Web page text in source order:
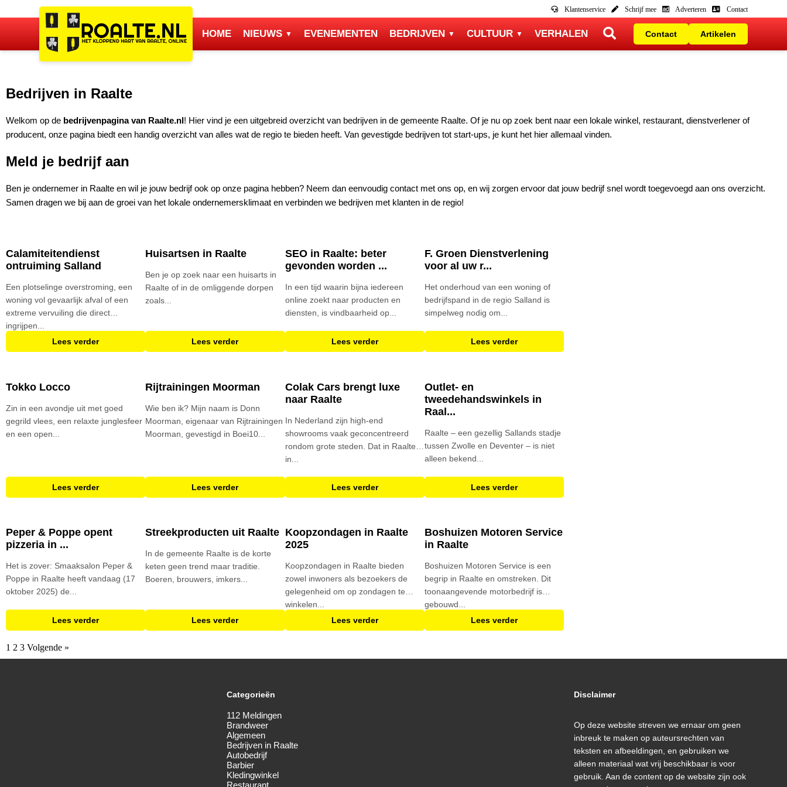
Klantenservice Schrijf mee Adverteren Contact
HOME NIEUWS EVENEMENTEN BEDRIJVEN CULTUUR VERHALEN Contact Artikelen
Bedrijven in Raalte
Welkom op de bedrijvenpagina van Raalte.nl! Hier vind je een uitgebreid overzicht van bedrijven in de gemeente Raalte. Of je nu op zoek bent naar een lokale winkel, restaurant, dienstverlener of
producent, onze pagina biedt een handig overzicht van alles wat de regio te bieden heeft. Van gevestigde bedrijven tot start-ups, je kunt het hier allemaal vinden.
Meld je bedrijf aan
Ben je ondernemer in Raalte en wil je jouw bedrijf ook op onze pagina hebben? Neem dan eenvoudig contact met ons op, en wij zorgen ervoor dat jouw bedrijf snel wordt toegevoegd aan ons overzicht.
Samen dragen we bij aan de groei van het lokale ondernemersklimaat en verbinden we bedrijven met klanten in de regio!
Calamiteitendienst
ontruiming Salland
Een plotselinge overstroming, een
woning vol gevaarlijk afval of een
extreme vervuiling die direct
ingrijpen...
Lees verder
Huisartsen in Raalte
Ben je op zoek naar een huisarts in
Raalte of in de omliggende dorpen
zoals...
Lees verder
SEO in Raalte: beter
gevonden worden ...
In een tijd waarin bijna iedereen
online zoekt naar producten en
diensten, is vindbaarheid op...
Lees verder
F. Groen Dienstverlening
voor al uw r...
Het onderhoud van een woning of
bedrijfspand in de regio Salland is
simpelweg nodig om...
Lees verder
Tokko Locco
Zin in een avondje uit met goed
gegrild vlees, een relaxte junglesfeer
en een open...
Lees verder
Rijtrainingen Moorman
Wie ben ik? Mijn naam is Donn
Moorman, eigenaar van Rijtrainingen
Moorman, gevestigd in Boei10...
Lees verder
Colak Cars brengt luxe
naar Raalte
In Nederland zijn high-end
showrooms vaak geconcentreerd
rondom grote steden. Dat in Raalte –
in...
Lees verder
Outlet- en
tweedehandswinkels in
Raal...
Raalte – een gezellig Sallands stadje
tussen Zwolle en Deventer – is niet
alleen bekend...
Lees verder
Peper & Poppe opent
pizzeria in ...
Het is zover: Smaaksalon Peper &
Poppe in Raalte heeft vandaag (17
oktober 2025) de...
Lees verder
Streekproducten uit Raalte
In de gemeente Raalte is de korte
keten geen trend maar traditie.
Boeren, brouwers, imkers...
Lees verder
Koopzondagen in Raalte
2025
​Koopzondagen in Raalte bieden
zowel inwoners als bezoekers de
gelegenheid om op zondagen te
winkelen...
Lees verder
Boshuizen Motoren Service
in Raalte
Boshuizen Motoren Service is een
begrip in Raalte en omstreken. Dit
toonaangevende motorbedrijf is
gebouwd...
Lees verder
1 2 3 Volgende »
Categorieën
112 Meldingen
Brandweer
Algemeen
Bedrijven in Raalte
Autobedrijf
Barbier
Kledingwinkel
Restaurant
Disclaimer
Op deze website streven we ernaar om geen
inbreuk te maken op auteursrechten van
teksten en afbeeldingen, en gebruiken we
alleen materiaal wat vrij beschikbaar is voor
gebruik. Aan de content op de website zijn ook